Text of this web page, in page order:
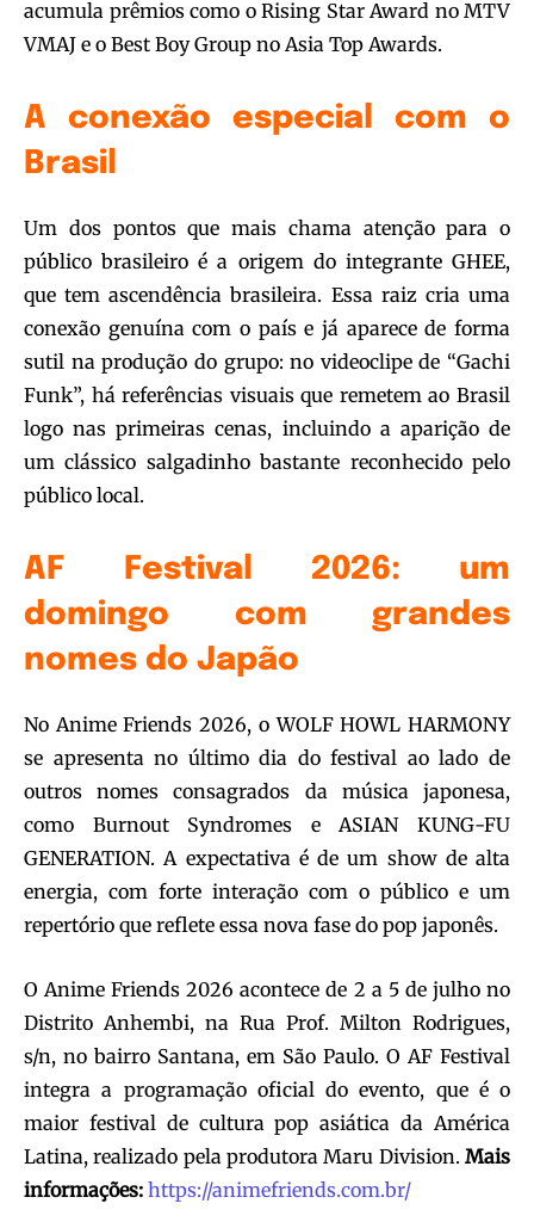
acumula prêmios como o Rising Star Award no MTV
VMAJ e o Best Boy Group no Asia Top Awards.
A conexão especial com o
Brasil
Um dos pontos que mais chama atenção para o
público brasileiro é a origem do integrante GHEE,
que tem ascendência brasileira. Essa raiz cria uma
conexão genuína com o país e já aparece de forma
sutil na produção do grupo: no videoclipe de “Gachi
Funk”, há referências visuais que remetem ao Brasil
logo nas primeiras cenas, incluindo a aparição de
um clássico salgadinho bastante reconhecido pelo
público local.
AF Festival 2026: um
domingo com grandes
nomes do Japão
No Anime Friends 2026, o WOLF HOWL HARMONY
se apresenta no último dia do festival ao lado de
outros nomes consagrados da música japonesa,
como Burnout Syndromes e ASIAN KUNG-FU
GENERATION. A expectativa é de um show de alta
energia, com forte interação com o público e um
repertório que reflete essa nova fase do pop japonês.
O Anime Friends 2026 acontece de 2 a 5 de julho no
Distrito Anhembi, na Rua Prof. Milton Rodrigues,
s/n, no bairro Santana, em São Paulo. O AF Festival
integra a programação oficial do evento, que é o
maior festival de cultura pop asiática da América
Latina, realizado pela produtora Maru Division. Mais
informações: https://animefriends.com.br/